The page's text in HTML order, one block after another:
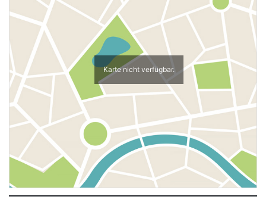
Karte nicht verfügbar.